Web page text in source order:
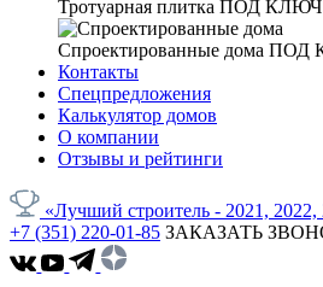
Тротуарная плитка ПОД КЛЮЧ
Спроектированные дома ПОД
Контакты
Спецпредложения
Калькулятор домов
О компании
Отзывы и рейтинги
«Лучший строитель - 2021, 2022,
+7 (351) 220-01-85 ЗАКАЗАТЬ